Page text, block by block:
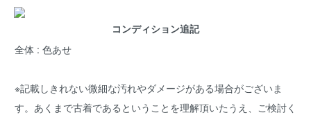
コンディション追記
全体 : 色あせ
※記載しきれない微細な汚れやダメージがある場合がございま
す。あくまで古着であるということを理解頂いたうえ、ご検討く